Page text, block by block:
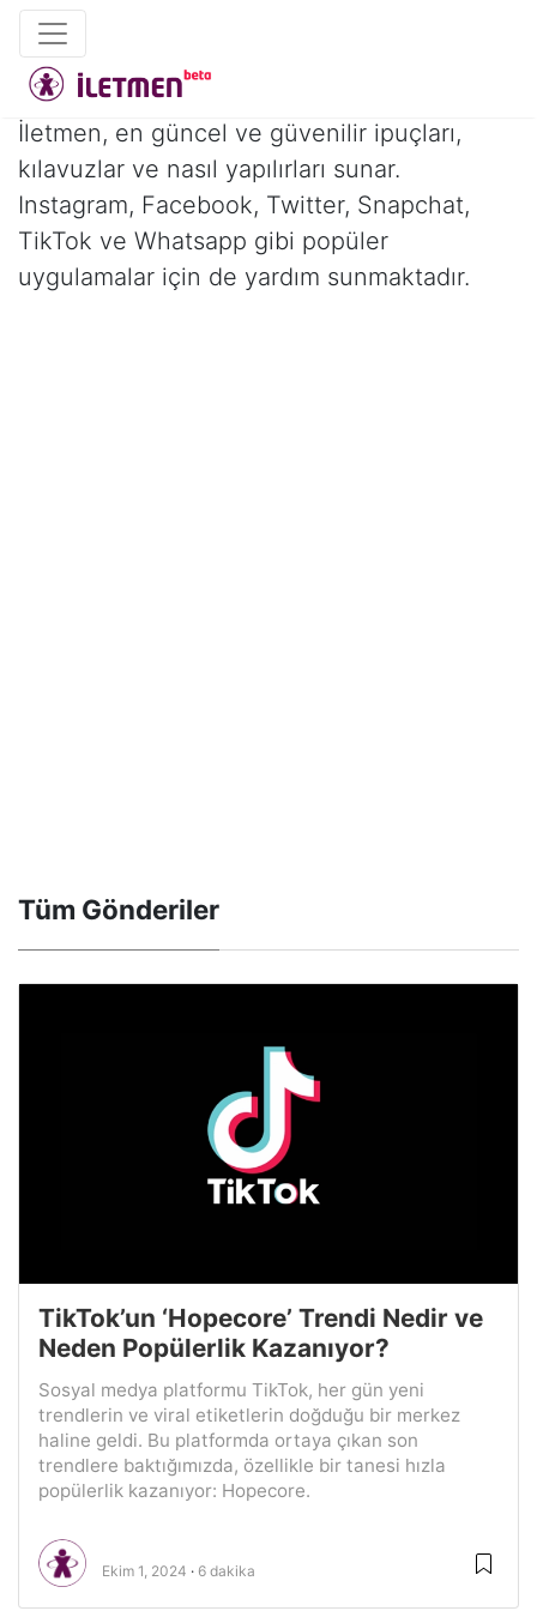
İletmen, en güncel ve güvenilir ipuçları,
kılavuzlar ve nasıl yapılırları sunar.
Instagram, Facebook, Twitter, Snapchat,
TikTok ve Whatsapp gibi popüler
uygulamalar için de yardım sunmaktadır.
Tüm Gönderiler
TikTok’un ‘Hopecore’ Trendi Nedir ve
Neden Popülerlik Kazanıyor?
Sosyal medya platformu TikTok, her gün yeni
trendlerin ve viral etiketlerin doğduğu bir merkez
haline geldi. Bu platformda ortaya çıkan son
trendlere baktığımızda, özellikle bir tanesi hızla
popülerlik kazanıyor: Hopecore.
Ekim 1, 2024 6 dakika